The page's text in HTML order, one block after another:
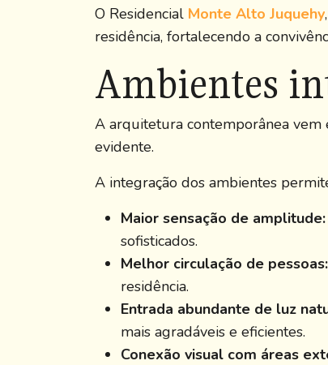
O Residencial Monte Alto Juquehy
residência, fortalecendo a
Ambientes
A arquitetura contemporânea vem
evidente.
A integração dos ambientes
Maior sensação de amplitude:
sofisticados.
Melhor circulação de pessoas:
residência.
Entrada abundante de luz
mais agradáveis e eficientes.
Conexão visual com áreas